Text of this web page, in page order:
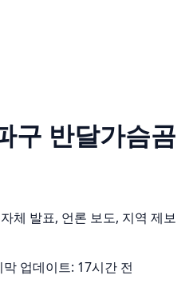
구 반달가슴곰
체 발표, 언론 보도, 지역 제보
막 업데이트: 17시간 전